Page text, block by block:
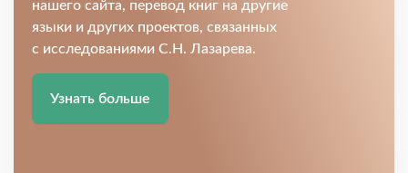
нашего сайта, перевод книг на другие
языки и других проектов, связанных
с исследованиями С.Н. Лазарева.
Узнать больше